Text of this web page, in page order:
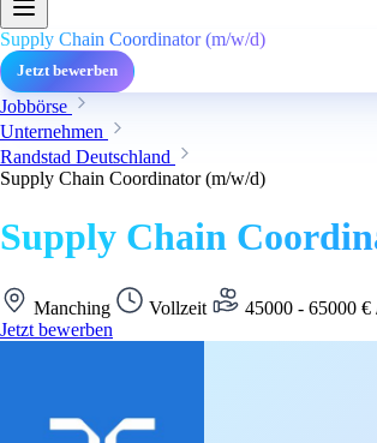
Supply Chain Coordinator (m/w/d)
Jetzt bewerben
Jobbörse
Unternehmen
Randstad Deutschland
Supply Chain Coordinator (m/w/d)
Supply Chain
Manching Vollzeit 45000 - 65000 €
Jetzt bewerben